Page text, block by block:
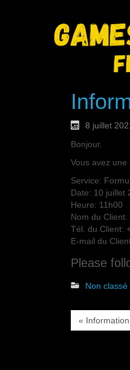
8 juillet
Bonjour.
Vous avez une
Service:
Date: 10 juillet
Heure: 11h00
Nom du
Tél. du Client:
E-mail du
Please
Non classé
«